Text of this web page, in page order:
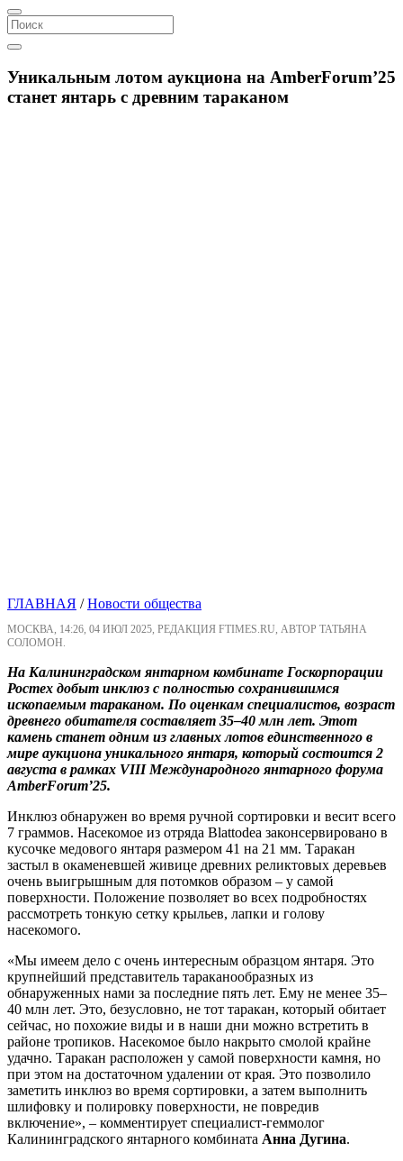
Уникальным лотом аукциона на AmberForum’25
станет янтарь с древним тараканом
ГЛАВНАЯ /Новости общества
МОСКВА, 14:26, 04 ИЮЛ 2025, РЕДАКЦИЯ FTIMES.RU, АВТОР ТАТЬЯНА
СОЛОМОН.
На Калининградском янтарном комбинате Госкорпорации
Ростех добыт инклюз с полностью сохранившимся
ископаемым тараканом. По оценкам специалистов, возраст
древнего обитателя составляет 35–40 млн лет. Этот
камень станет одним из главных лотов единственного в
мире аукциона уникального янтаря, который состоится 2
августа в рамках VIII Международного янтарного форума
AmberForum’25.
Инклюз обнаружен во время ручной сортировки и весит всего
7 граммов. Насекомое из отряда Blattodea законсервировано в
кусочке медового янтаря размером 41 на 21 мм. Таракан
застыл в окаменевшей живице древних реликтовых деревьев
очень выигрышным для потомков образом – у самой
поверхности. Положение позволяет во всех подробностях
рассмотреть тонкую сетку крыльев, лапки и голову
насекомого.
«Мы имеем дело с очень интересным образцом янтаря. Это
крупнейший представитель тараканообразных из
обнаруженных нами за последние пять лет. Ему не менее 35–
40 млн лет. Это, безусловно, не тот таракан, который обитает
сейчас, но похожие виды и в наши дни можно встретить в
районе тропиков. Насекомое было накрыто смолой крайне
удачно. Таракан расположен у самой поверхности камня, но
при этом на достаточном удалении от края. Это позволило
заметить инклюз во время сортировки, а затем выполнить
шлифовку и полировку поверхности, не повредив
включение», – комментирует специалист-геммолог
Калининградского янтарного комбината Анна Дугина.